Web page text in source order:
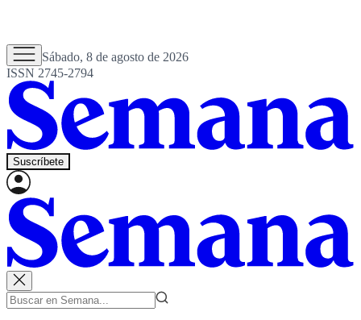
Sábado, 8 de agosto de 2026
ISSN 2745-2794
Suscríbete